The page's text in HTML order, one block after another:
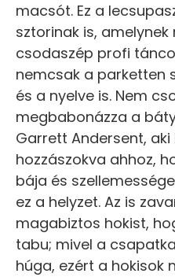
macsót. Ez a
sztorinak is, amelynek
csodaszép profi
nemcsak a parketten
és a nyelve is. Nem
megbabonázza a
Garrett Andersent,
hozzászokva ahhoz,
bája és
ez a helyzet. Az is
magabiztos hokist,
tabu; mivel a
húga, ezért a hokisok